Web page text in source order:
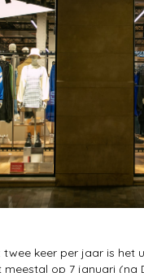
keer per jaar is het
op 7 januari (na